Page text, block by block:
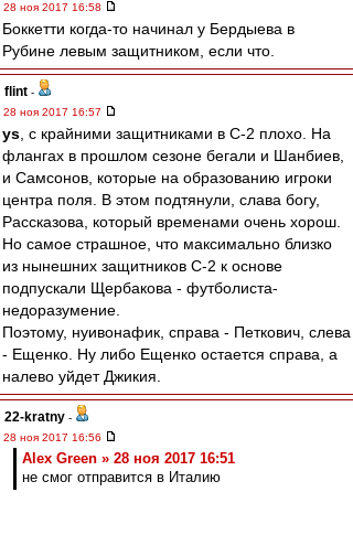
28 ноя 2017 16:58
Боккетти когда-то начинал у Бердыева в
Рубине левым защитником, если что.
flint -
28 ноя 2017 16:57
ys , с крайними защитниками в С-2 плохо. На
флангах в прошлом сезоне бегали и Шанбиев,
и Самсонов, которые на образованию игроки
центра поля. В этом подтянули, слава богу,
Рассказова, который временами очень хорош.
Но самое страшное, что максимально близко
из нынешних защитников С-2 к основе
подпускали Щербакова - футболиста-
недоразумение.
Поэтому, нуивонафик, справа - Петкович, слева
- Ещенко. Ну либо Ещенко остается справа, а
налево уйдет Джикия.
22-kratny -
28 ноя 2017 16:56
Alex Green » 28 ноя 2017 16:51
не смог отправится в Италию